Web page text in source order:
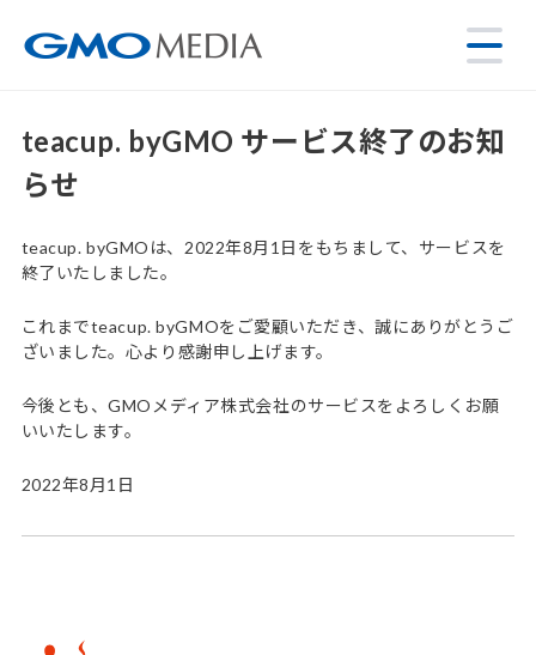
teacup. byGMO サービス終了のお知
らせ
teacup. byGMOは、2022年8月1日をもちまして、サービスを
終了いたしました。
これまでteacup. byGMOをご愛顧いただき、誠にありがとうご
ざいました。心より感謝申し上げます。
今後とも、GMOメディア株式会社のサービスをよろしくお願
いいたします。
2022年8月1日